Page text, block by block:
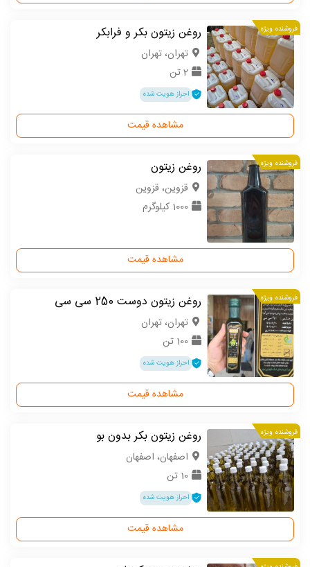
فروشنده ویژه روغن زیتون بکر و فرابکر
تهران، تهران
2 تن
احراز هویت شده
مشاهده قیمت
فروشنده ویژه روغن زیتون
قزوین، قزوین
1000 کیلوگرم
مشاهده قیمت
فروشنده ویژه روغن زیتون دوست 250 سی سی
تهران، تهران
100 تن
احراز هویت شده
مشاهده قیمت
فروشنده ویژه روغن زیتون بکر بدون بو
اصفهان، اصفهان
10 تن
احراز هویت شده
مشاهده قیمت